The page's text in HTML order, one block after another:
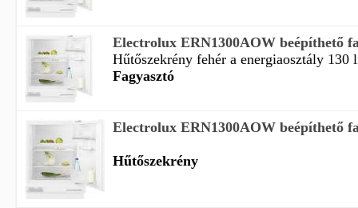
Electrolux ERN1300AOW beépíthető
Hűtőszekrény fehér a energiaosztály 130
Fagyasztó
Electrolux ERN1300AOW beépíthető
Hűtőszekrény